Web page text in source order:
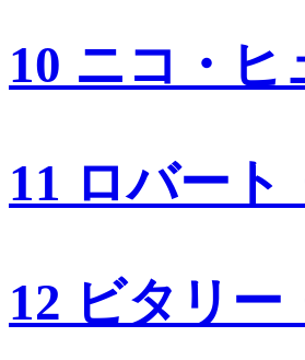
10 ニコ・
11 ロバート
12 ビタリー